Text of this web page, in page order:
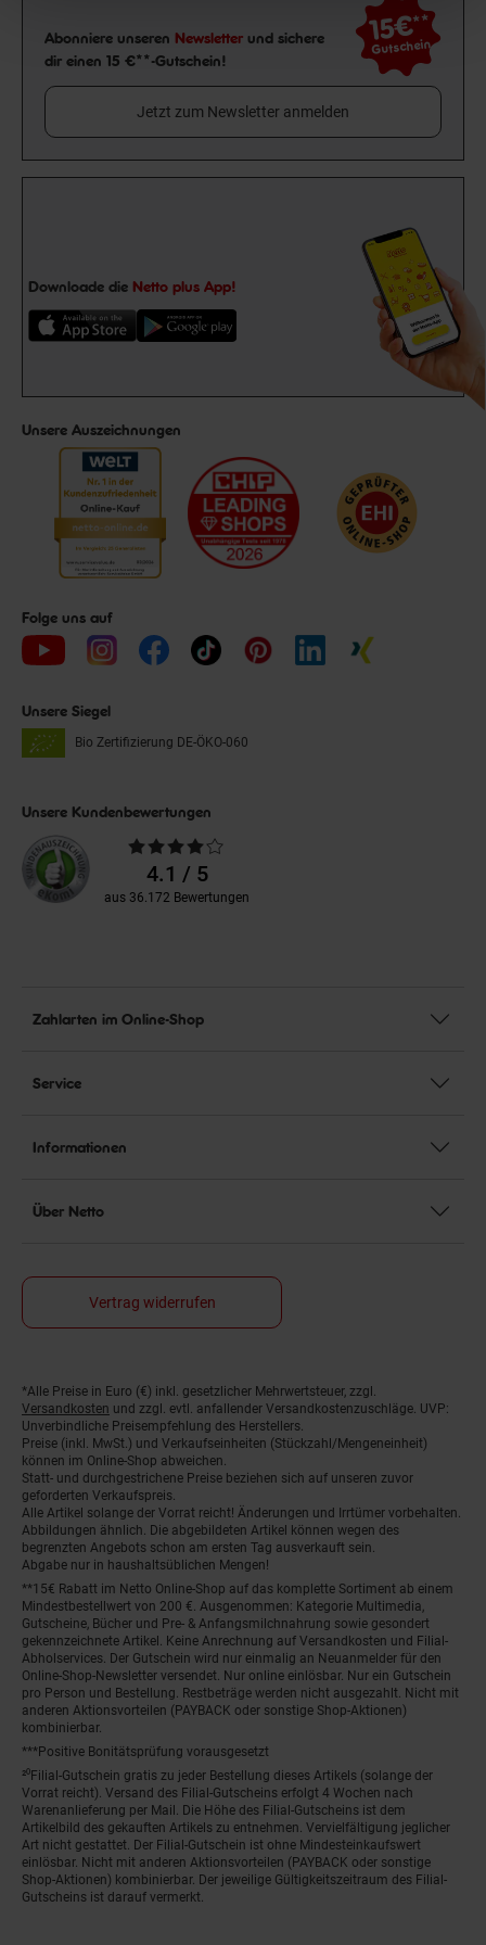
Newsletter Anmeldung
Abonniere unseren Newsletter und sichere
dir einen 15 €**-Gutschein!
15€**
Gutschein
Jetzt zum Newsletter anmelden
Downloade die Netto plus App!
Unsere Auszeichnungen
Folge uns auf
Unsere Siegel
Bio Zertifizierung DE-ÖKO-060
Unsere Kundenbewertungen
Durchschnittliche
Bewertungen4.1 / 5
aus 36.172 Bewertungen
Zahlarten im Online-Shop
Service
Informationen
Über Netto
Vertrag widerrufen
Fußnoten
*Alle Preise in Euro (€) inkl. gesetzlicher Mehrwertsteuer, zzgl.
Versandkosten und zzgl. evtl. anfallender Versandkostenzuschläge. UVP:
Unverbindliche Preisempfehlung des Herstellers.
Preise (inkl. MwSt.) und Verkaufseinheiten (Stückzahl/Mengeneinheit)
können im Online-Shop abweichen.
Statt- und durchgestrichene Preise beziehen sich auf unseren zuvor
geforderten Verkaufspreis.
Alle Artikel solange der Vorrat reicht! Änderungen und Irrtümer vorbehalten.
Abbildungen ähnlich. Die abgebildeten Artikel können wegen des
begrenzten Angebots schon am ersten Tag ausverkauft sein.
Abgabe nur in haushaltsüblichen Mengen!
**15€ Rabatt im Netto Online-Shop auf das komplette Sortiment ab einem
Mindestbestellwert von 200 €. Ausgenommen: Kategorie Multimedia,
Gutscheine, Bücher und Pre- & Anfangsmilchnahrung sowie gesondert
gekennzeichnete Artikel. Keine Anrechnung auf Versandkosten und Filial-
Abholservices. Der Gutschein wird nur einmalig an Neuanmelder für den
Online-Shop-Newsletter versendet. Nur online einlösbar. Nur ein Gutschein
pro Person und Bestellung. Restbeträge werden nicht ausgezahlt. Nicht mit
anderen Aktionsvorteilen (PAYBACK oder sonstige Shop-Aktionen)
kombinierbar.
***Positive Bonitätsprüfung vorausgesetzt
²⁰Filial-Gutschein gratis zu jeder Bestellung dieses Artikels (solange der
Vorrat reicht). Versand des Filial-Gutscheins erfolgt 4 Wochen nach
Warenanlieferung per Mail. Die Höhe des Filial-Gutscheins ist dem
Artikelbild des gekauften Artikels zu entnehmen. Vervielfältigung jeglicher
Art nicht gestattet. Der Filial-Gutschein ist ohne Mindesteinkaufswert
einlösbar. Nicht mit anderen Aktionsvorteilen (PAYBACK oder sonstige
Shop-Aktionen) kombinierbar. Der jeweilige Gültigkeitszeitraum des Filial-
Gutscheins ist darauf vermerkt.